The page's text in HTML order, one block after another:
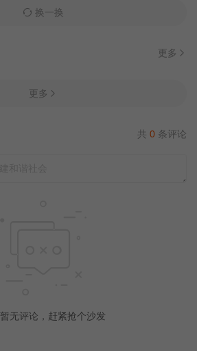
换一换
更多
更多
共 0 条评论
无评论，赶紧抢个沙发